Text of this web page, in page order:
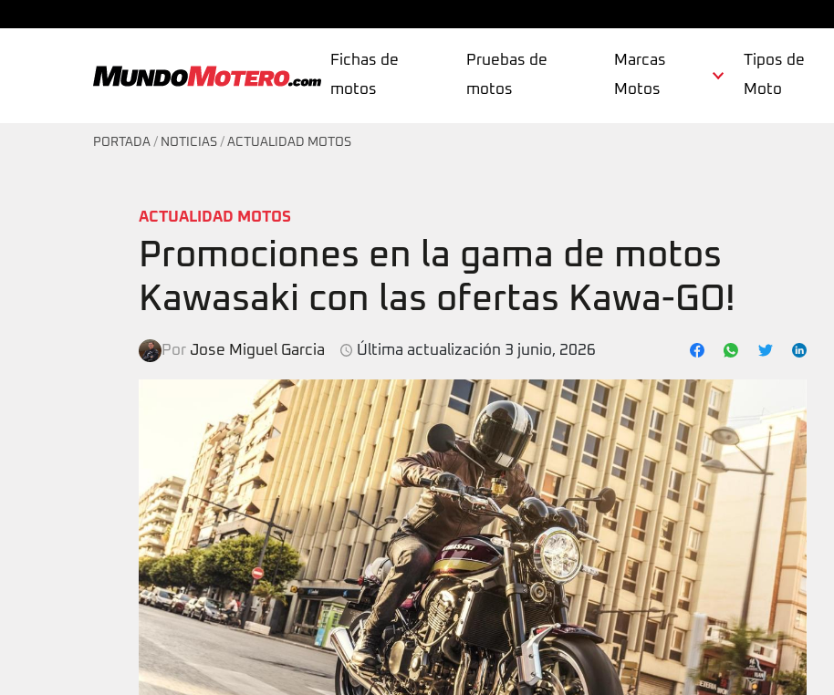
Fichas de
motos
Pruebas de
motos
Marcas
Motos
Tipos de
Moto
PORTADA / NOTICIAS / ACTUALIDAD MOTOS
ACTUALIDAD MOTOS
Promociones en la gama de motos
Kawasaki con las ofertas Kawa-GO!
Por Jose Miguel Garcia Última actualización 3 junio, 2026